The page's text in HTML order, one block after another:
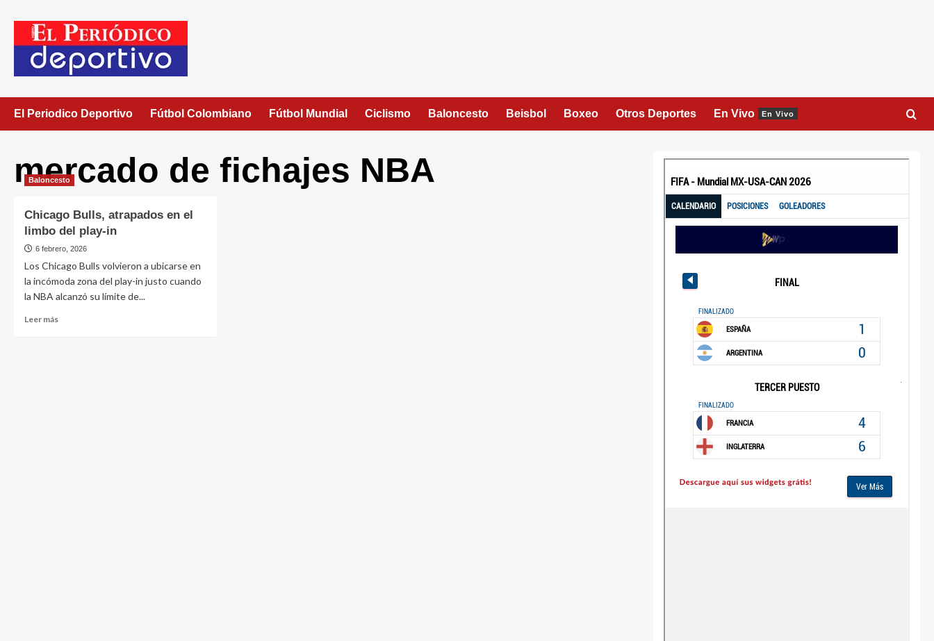
El Periodico Deportivo Fútbol Colombiano Fútbol Mundial Ciclismo Baloncesto Beisbol Boxeo Otros Deportes En Vivo En Vivo
mercado de fichajes NBA
Baloncesto
Chicago Bulls, atrapados en el
limbo del play-in
6 febrero, 2026
Los Chicago Bulls volvieron a ubicarse en
la incómoda zona del play-in justo cuando
la NBA alcanzó su límite de...
Leer más